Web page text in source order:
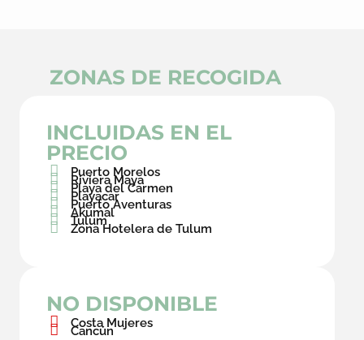
ZONAS DE RECOGIDA
INCLUIDAS EN EL
PRECIO
Puerto Morelos
Riviera Maya
Playa del Carmen
Playacar
Puerto Aventuras
Akumal
Tulum
Zona Hotelera de Tulum
NO DISPONIBLE
Costa Mujeres
Cancún